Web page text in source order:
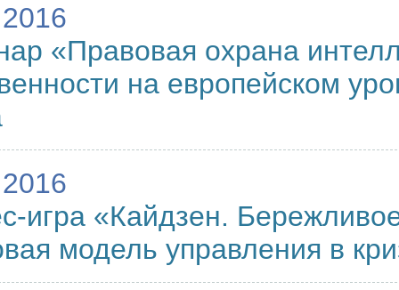
«Правовая охрана
на европейском
игра «Кайдзен.
модель управления в